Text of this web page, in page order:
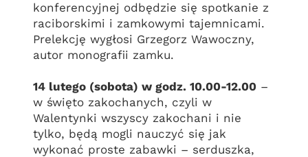
konferencyjnej odbędzie się spotkanie z
raciborskimi i zamkowymi tajemnicami.
Prelekcję wygłosi Grzegorz Wawoczny,
autor monografii zamku.
14 lutego (sobota) w godz. 10.00-12.00 –
w święto zakochanych, czyli w
Walentynki wszyscy zakochani i nie
tylko, będą mogli nauczyć się jak
wykonać proste zabawki – serduszka,